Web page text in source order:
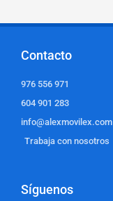
Contacto
976 556 971
604 901 283
info@alexmovilex.com
Trabaja con nosotros
Síguenos